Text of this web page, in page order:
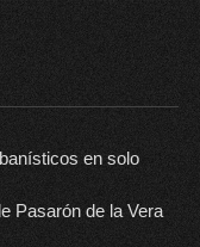
en solo
Pasarón de la Vera